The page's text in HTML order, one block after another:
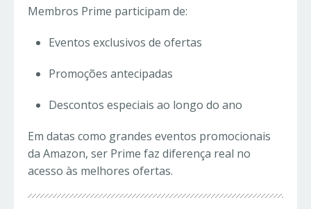
Membros Prime participam de:
Eventos exclusivos de ofertas
Promoções antecipadas
Descontos especiais ao longo do ano
Em datas como grandes eventos promocionais
da Amazon, ser Prime faz diferença real no
acesso às melhores ofertas.